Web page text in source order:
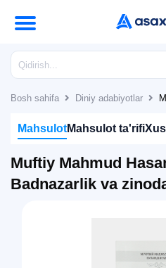
Bosh sahifa Diniy adabiyotlar
MahsulotMahsulot ta'rifi
Muftiy Mahmud
Badnazarlik va